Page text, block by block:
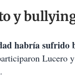
y
habría sufrido
Lucero y